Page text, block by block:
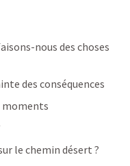
nous des choses
des conséquences
moments
le chemin désert ?